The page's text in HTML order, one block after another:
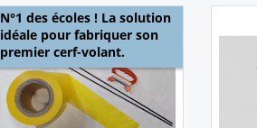
N°1 des écoles ! La solution
idéale pour fabriquer son
premier cerf-volant.